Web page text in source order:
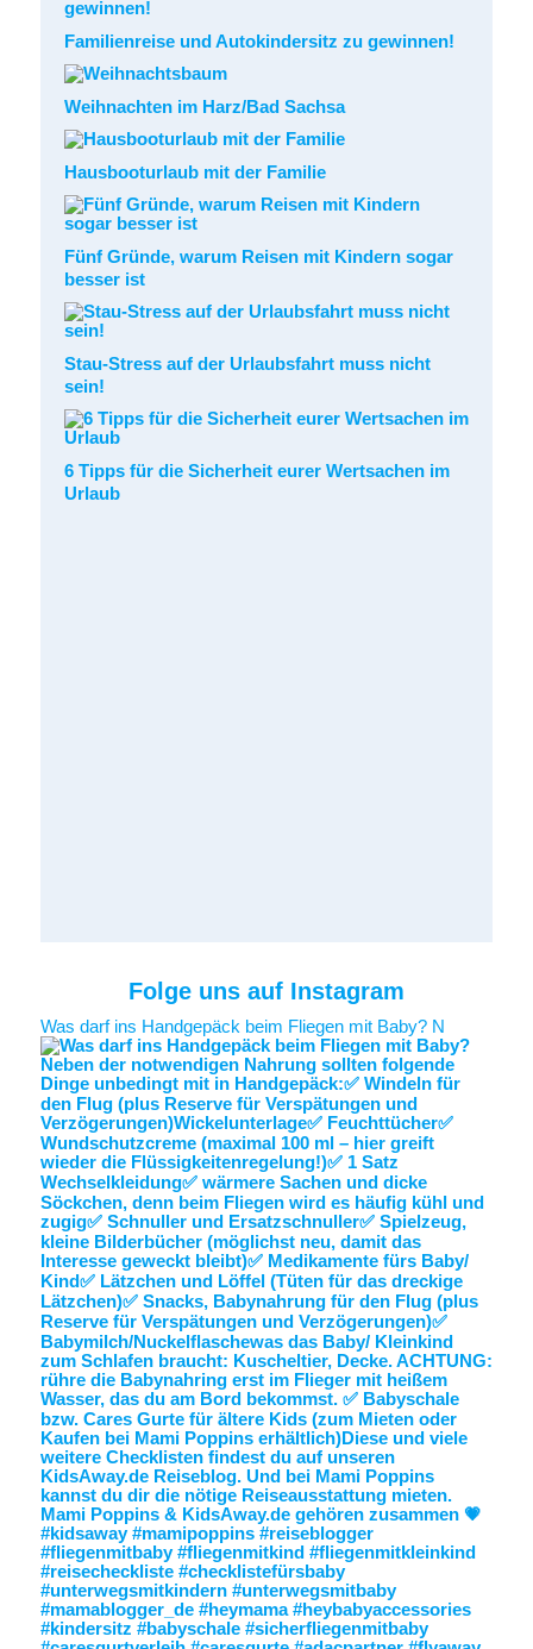
Familienreise und Autokindersitz zu gewinnen!
Weihnachten im Harz/Bad Sachsa
Hausbooturlaub mit der Familie
Fünf Gründe, warum Reisen mit Kindern sogar
besser ist
Stau-Stress auf der Urlaubsfahrt muss nicht
sein!
6 Tipps für die Sicherheit eurer Wertsachen im
Urlaub
Folge uns auf Instagram
Was darf ins Handgepäck beim Fliegen mit Baby? N